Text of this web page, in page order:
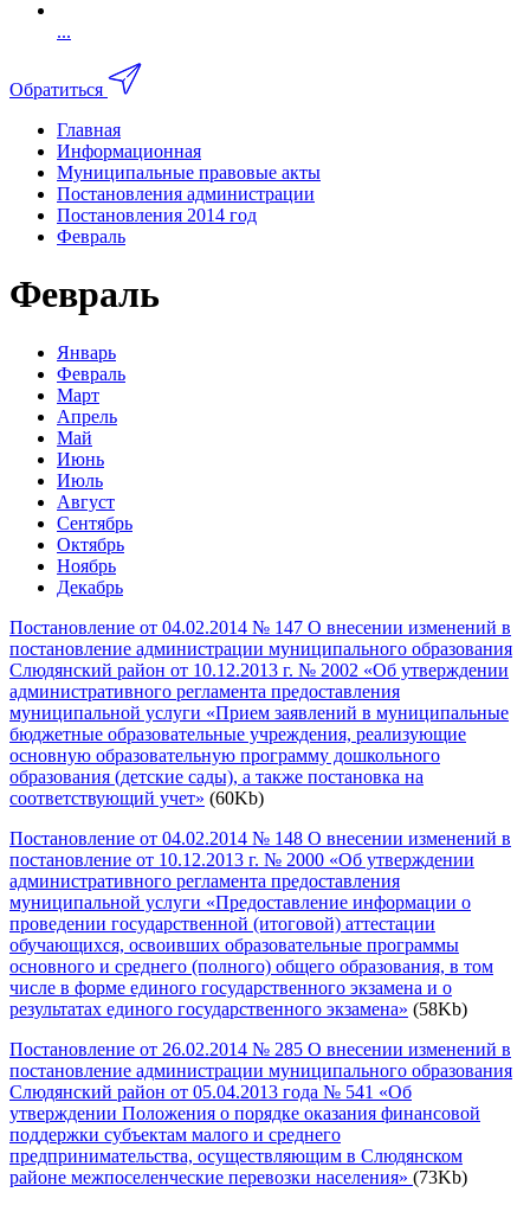
...
Обратиться
Главная
Информационная
Муниципальные правовые акты
Постановления администрации
Постановления 2014 год
Февраль
Февраль
Январь
Февраль
Март
Апрель
Май
Июнь
Июль
Август
Сентябрь
Октябрь
Ноябрь
Декабрь
Постановление от 04.02.2014 № 147 О внесении изменений в
постановление администрации муниципального образования
Слюдянский район от 10.12.2013 г. № 2002 «Об утверждении
административного регламента предоставления
муниципальной услуги «Прием заявлений в муниципальные
бюджетные образовательные учреждения, реализующие
основную образовательную программу дошкольного
образования (детские сады), а также постановка на
соответствующий учет» (60Kb)
Постановление от 04.02.2014 № 148 О внесении изменений в
постановление от 10.12.2013 г. № 2000 «Об утверждении
административного регламента предоставления
муниципальной услуги «Предоставление информации о
проведении государственной (итоговой) аттестации
обучающихся, освоивших образовательные программы
основного и среднего (полного) общего образования, в том
числе в форме единого государственного экзамена и о
результатах единого государственного экзамена» (58Kb)
Постановление от 26.02.2014 № 285 О внесении изменений в
постановление администрации муниципального образования
Слюдянский район от 05.04.2013 года № 541 «Об
утверждении Положения о порядке оказания финансовой
поддержки субъектам малого и среднего
предпринимательства, осуществляющим в Слюдянском
районе межпоселенческие перевозки населения» (73Kb)